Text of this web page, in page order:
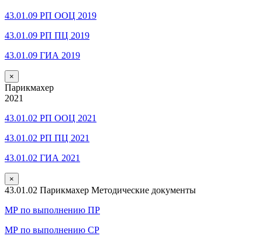
43.01.09 РП ООЦ 2019
43.01.09 РП ПЦ 2019
43.01.09 ГИА 2019
×
Парикмахер
2021
43.01.02 РП ООЦ 2021
43.01.02 РП ПЦ 2021
43.01.02 ГИА 2021
×
43.01.02 Парикмахер Методические документы
МР по выполнению ПР
МР по выполнению СР